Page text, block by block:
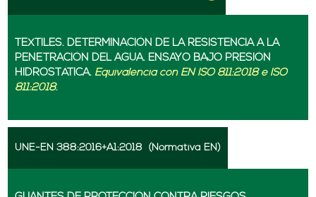
TEXTILES. DETERMINACIÓN DE LA RESISTENCIA A LA
PENETRACIÓN DEL AGUA. ENSAYO BAJO PRESIÓN
HIDROSTÁTICA. Equivalencia con EN ISO 811:2018 e ISO
811:2018.
UNE-EN 388:2016+A1:2018 (Normativa EN)